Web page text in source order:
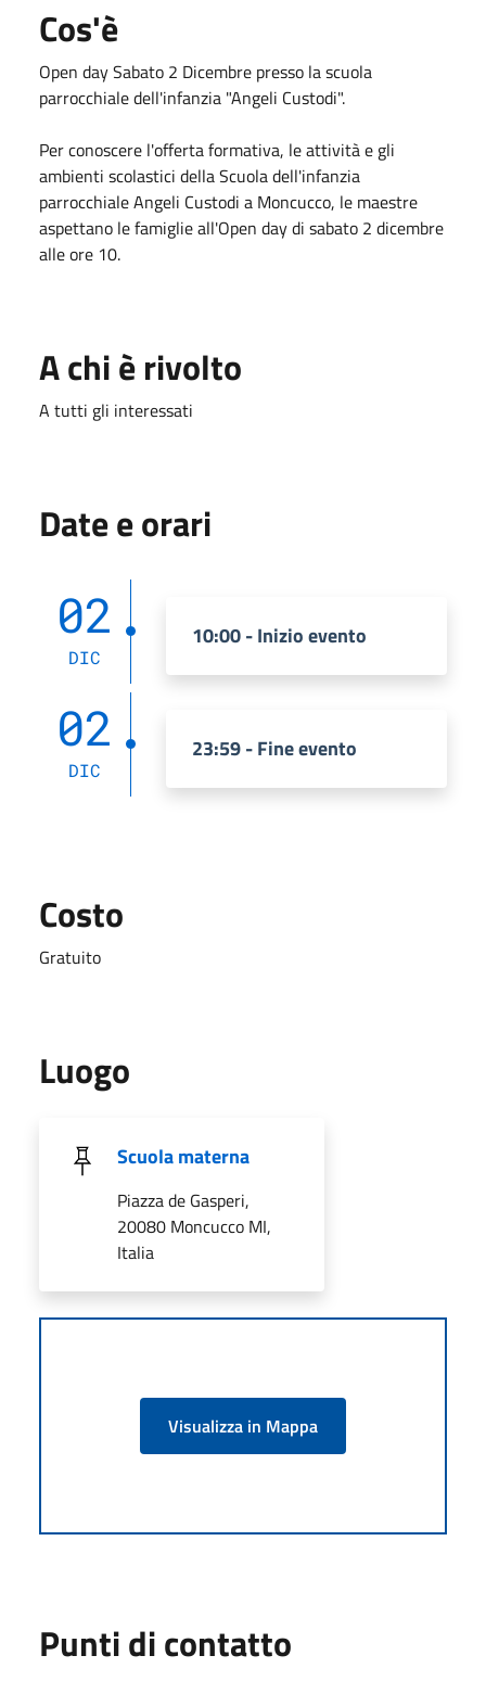
Cos'è
Open day Sabato 2 Dicembre presso la scuola
parrocchiale dell'infanzia "Angeli Custodi".
Per conoscere l'offerta formativa, le attività e gli
ambienti scolastici della Scuola dell'infanzia
parrocchiale Angeli Custodi a Moncucco, le maestre
aspettano le famiglie all'Open day di sabato 2 dicembre
alle ore 10.
A chi è rivolto
A tutti gli interessati
Date e orari
02
DIC
10:00 - Inizio evento
02
DIC
23:59 - Fine evento
Costo
Gratuito
Luogo
Scuola materna
Piazza de Gasperi,
20080 Moncucco MI,
Italia
Visualizza in Mappa
Punti di contatto